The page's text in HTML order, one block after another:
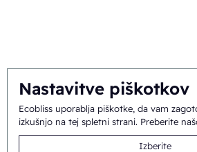
Nastavitve piškotkov
Ecobliss uporablja piškotke, da vam
izkušnjo na tej spletni strani. Preberite
Izberite